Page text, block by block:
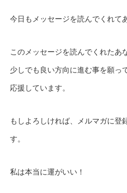
今日もメッセージを読んでくれて
このメッセージを読んでくれたあ
少しでも良い方向に進む事を願っ
応援しています。
もしよろしければ、メルマガに登
す。
私は本当に運がいい！